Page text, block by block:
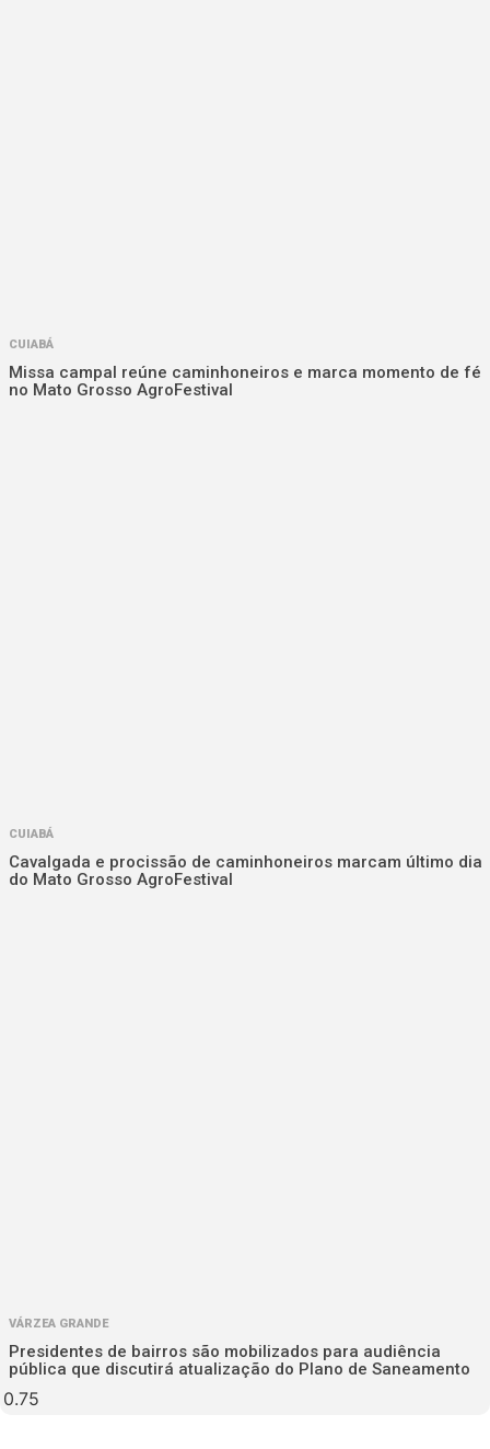
CUIABÁ
Missa campal reúne caminhoneiros e marca momento de fé
no Mato Grosso AgroFestival
CUIABÁ
Cavalgada e procissão de caminhoneiros marcam último dia
do Mato Grosso AgroFestival
VÁRZEA GRANDE
Presidentes de bairros são mobilizados para audiência
pública que discutirá atualização do Plano de Saneamento